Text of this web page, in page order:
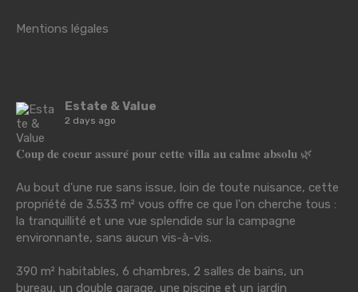
Mentions légales
Estate & Value
2 days ago
𝐂𝐨𝐮𝐩 𝐝𝐞 𝐜𝐨𝐞𝐮𝐫 𝐚𝐬𝐬𝐮𝐫𝐞́ 𝐩𝐨𝐮𝐫 𝐜𝐞𝐭𝐭𝐞 𝐯𝐢𝐥𝐥𝐚 𝐚𝐮 𝐜𝐚𝐥𝐦𝐞 𝐚𝐛𝐬𝐨𝐥𝐮 🌿
Au bout d'une rue sans issue, loin de toute nuisance, cette
propriété de 3.533 m² vous offre ce que l'on cherche tous :
la tranquillité et une vue splendide sur la campagne
environnante, sans aucun vis-à-vis.
390 m² habitables, 6 chambres, 2 salles de bains, un
bureau, un double garage, une piscine et un jardin